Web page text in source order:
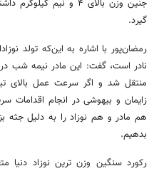
جنین وزن بالای ۴ و
گیرد.
رمضان‌پور با اشاره به این‌که تولد
نادر است، گفت: این مادر نیمه شب
منتقل شد و اگر سرعت عمل بالای
زایمان و بیهوشی در انجام اقدامات
هم مادر و هم نوزاد را به دلیل جثه
بدهیم.